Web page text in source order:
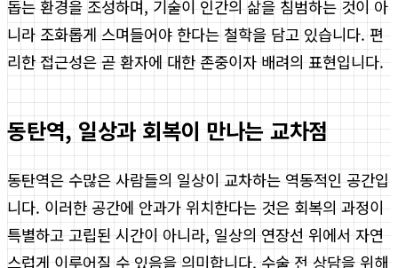
돕는 환경을 조성하며, 기술이 인간의 삶을 침범하는 것이 아
니라 조화롭게 스며들어야 한다는 철학을 담고 있습니다. 편
리한 접근성은 곧 환자에 대한 존중이자 배려의 표현입니다.
동탄역, 일상과 회복이 만나는 교차점
동탄역은 수많은 사람들의 일상이 교차하는 역동적인 공간입
니다. 이러한 공간에 안과가 위치한다는 것은 회복의 과정이
특별하고 고립된 시간이 아니라, 일상의 연장선 위에서 자연
스럽게 이루어질 수 있음을 의미합니다. 수술 전 상담을 위해